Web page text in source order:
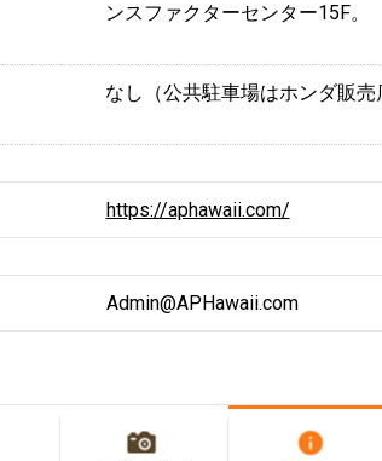
ンスファクターセンター15F。
なし（公共駐車場はホンダ販売
https://aphawaii.com/
Admin@APHawaii.com